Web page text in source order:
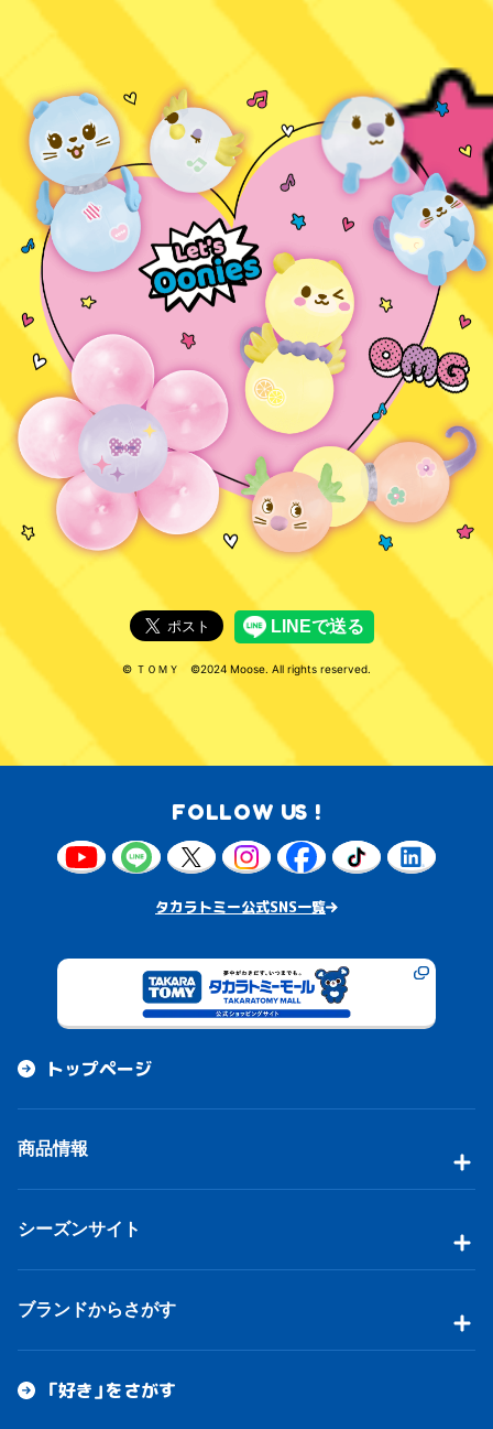
© ＴＯＭＹ ©2024 Moose. All rights reserved.
FOLLOW US !
タカラトミー公式SNS一覧
トップページ
商品情報
シーズンサイト
ブランドからさがす
「好き」をさがす